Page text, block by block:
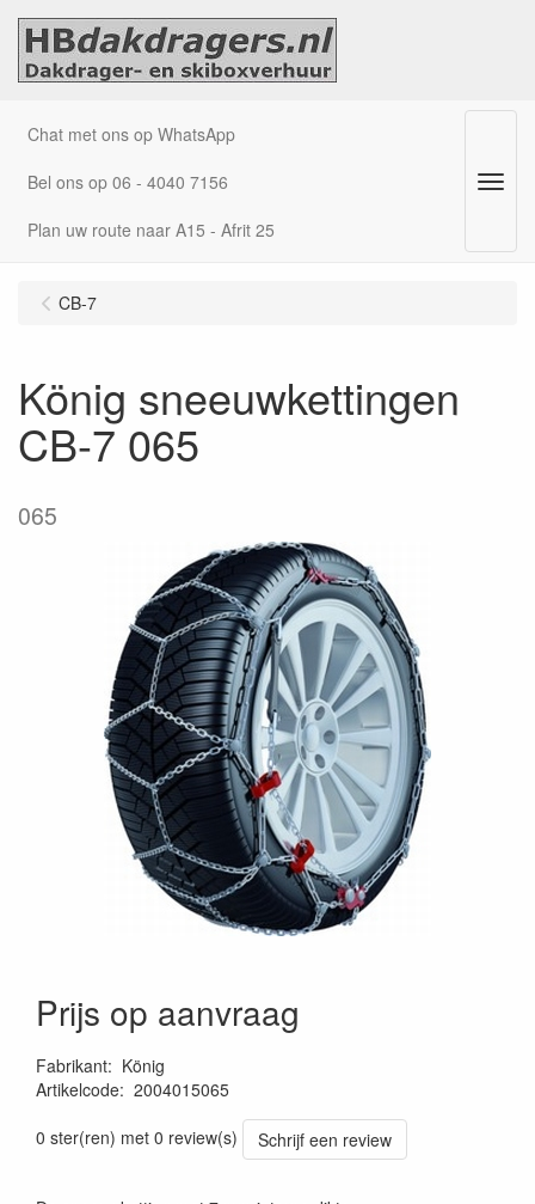
Chat met ons op WhatsApp
Bel ons op 06 - 4040 7156
Plan uw route naar A15 - Afrit 25
Menu
CB-7
König sneeuwkettingen
CB-7 065
065
Prijs op aanvraag
Fabrikant: König
Artikelcode: 2004015065
0 ster(ren) met 0 review(s)
Schrijf een review